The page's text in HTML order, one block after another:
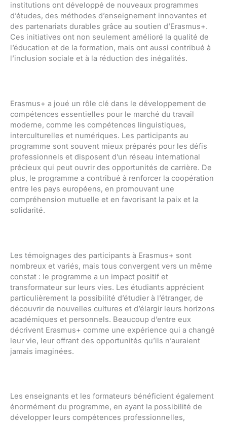
institutions ont développé de nouveaux programmes
d’études, des méthodes d’enseignement innovantes et
des partenariats durables grâce au soutien d’Erasmus+.
Ces initiatives ont non seulement amélioré la qualité de
l’éducation et de la formation, mais ont aussi contribué à
l’inclusion sociale et à la réduction des inégalités.
Erasmus+ a joué un rôle clé dans le développement de
compétences essentielles pour le marché du travail
moderne, comme les compétences linguistiques,
interculturelles et numériques. Les participants au
programme sont souvent mieux préparés pour les défis
professionnels et disposent d’un réseau international
précieux qui peut ouvrir des opportunités de carrière. De
plus, le programme a contribué à renforcer la coopération
entre les pays européens, en promouvant une
compréhension mutuelle et en favorisant la paix et la
solidarité.
Les témoignages des participants à Erasmus+ sont
nombreux et variés, mais tous convergent vers un même
constat : le programme a un impact positif et
transformateur sur leurs vies. Les étudiants apprécient
particulièrement la possibilité d’étudier à l’étranger, de
découvrir de nouvelles cultures et d’élargir leurs horizons
académiques et personnels. Beaucoup d’entre eux
décrivent Erasmus+ comme une expérience qui a changé
leur vie, leur offrant des opportunités qu’ils n’auraient
jamais imaginées.
Les enseignants et les formateurs bénéficient également
énormément du programme, en ayant la possibilité de
développer leurs compétences professionnelles,